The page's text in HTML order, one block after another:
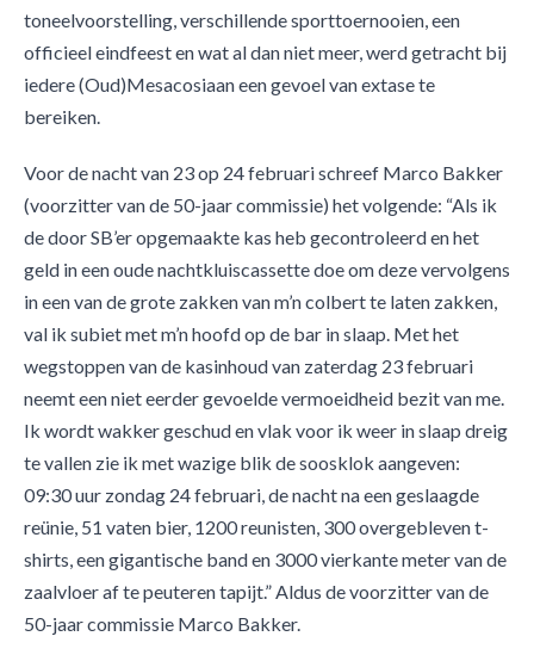
toneelvoorstelling, verschillende sporttoernooien, een
officieel eindfeest en wat al dan niet meer, werd getracht bij
iedere (Oud)Mesacosiaan een gevoel van extase te
bereiken.
Voor de nacht van 23 op 24 februari schreef Marco Bakker
(voorzitter van de 50-jaar commissie) het volgende: “Als ik
de door SB’er opgemaakte kas heb gecontroleerd en het
geld in een oude nachtkluiscassette doe om deze vervolgens
in een van de grote zakken van m’n colbert te laten zakken,
val ik subiet met m’n hoofd op de bar in slaap. Met het
wegstoppen van de kasinhoud van zaterdag 23 februari
neemt een niet eerder gevoelde vermoeidheid bezit van me.
Ik wordt wakker geschud en vlak voor ik weer in slaap dreig
te vallen zie ik met wazige blik de soosklok aangeven:
09:30 uur zondag 24 februari, de nacht na een geslaagde
reünie, 51 vaten bier, 1200 reunisten, 300 overgebleven t-
shirts, een gigantische band en 3000 vierkante meter van de
zaalvloer af te peuteren tapijt.” Aldus de voorzitter van de
50-jaar commissie Marco Bakker.